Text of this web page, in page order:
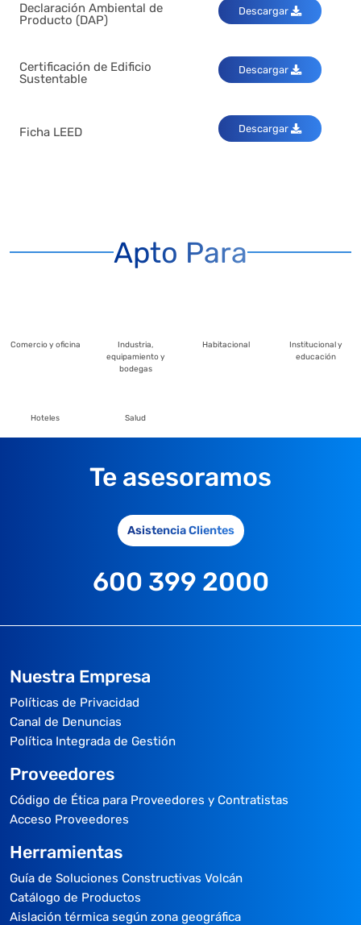
Declaración Ambiental de
Producto (DAP)
Descargar
Certificación de Edificio
Sustentable
Descargar
Ficha LEED Descargar
Apto Para
Comercio y oficina
Industria,
equipamiento y
bodegas
Habitacional
Institucional y
educación
Hoteles Salud
Te asesoramos
Asistencia Clientes
600 399 2000
Nuestra Empresa
Políticas de Privacidad
Canal de Denuncias
Política Integrada de Gestión
Proveedores
Código de Ética para Proveedores y Contratistas
Acceso Proveedores
Herramientas
Guía de Soluciones Constructivas Volcán
Catálogo de Productos
Aislación térmica según zona geográfica